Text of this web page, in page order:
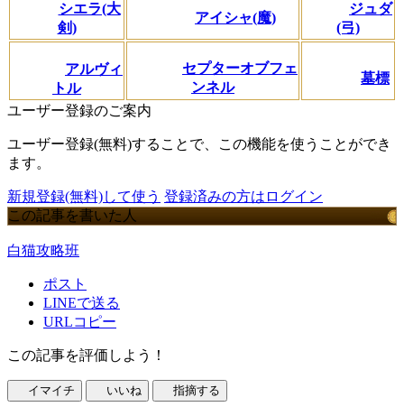
シエラ(大
剣)
アイシャ(魔)
ジュダ
(弓)
アルヴィ
トル
セプターオブフェ
ンネル
墓標
ユーザー登録のご案内
ユーザー登録(無料)することで、この機能を使うことができ
ます。
新規登録(無料)して使う 登録済みの方はログイン
この記事を書いた人
白猫攻略班
ポスト
LINEで送る
URLコピー
この記事を評価しよう！
イマイチ いいね 指摘する